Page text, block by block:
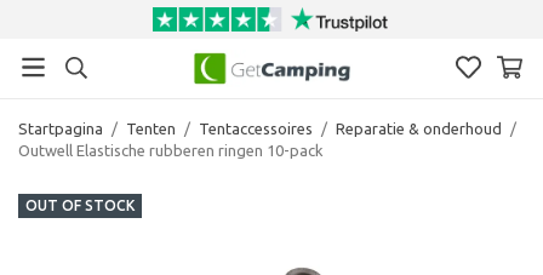
Startpagina / Tenten / Tentaccessoires / Reparatie & onderhoud
/
Outwell Elastische rubberen ringen 10-pack
OUT OF STOCK